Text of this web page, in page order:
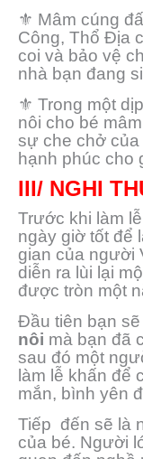
⚜️ Mâm cúng
Công, Thổ Địa
coi và bảo vệ
nhà bạn đang
⚜️ Trong một
nôi cho bé
sự che chở của
hạnh phúc cho
III/ NGHI
Trước khi làm
ngày giờ tốt để
gian của người
diễn ra lùi lại
được tròn một
Đầu tiên bạn
nôi mà bạn đã
sau đó một
làm lễ khấn để
mắn, bình yên
Tiếp đến sẽ là
của bé. Người